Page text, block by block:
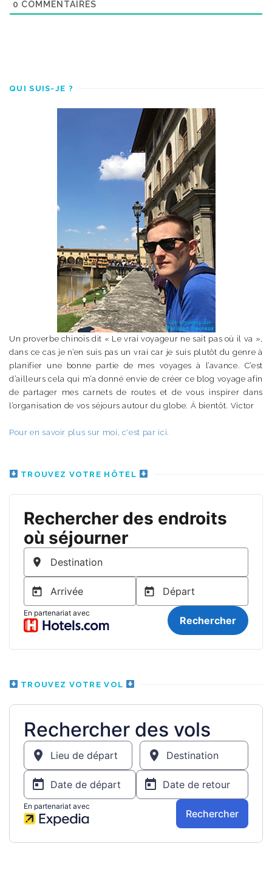
0 COMMENTAIRES
QUI SUIS-JE ?
Un proverbe chinois dit « Le vrai voyageur ne sait pas où il va »,
dans ce cas je n’en suis pas un vrai car je suis plutôt du genre à
planifier une bonne partie de mes voyages à l’avance. C’est
d’ailleurs cela qui m’a donné envie de créer ce blog voyage afin
de partager mes carnets de routes et de vous inspirer dans
l’organisation de vos séjours autour du globe. À bientôt. Victor
Pour en savoir plus sur moi, c'est par ici.
TROUVEZ VOTRE HÔTEL
TROUVEZ VOTRE VOL